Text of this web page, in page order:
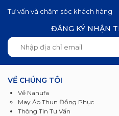
Tư vấn và chăm sóc khách hàng
ĐĂNG KÝ NHẬN
VỀ CHÚNG TÔI
Về Nanufa
May Áo Thun Đồng Phục
Thông Tin Tư Vấn